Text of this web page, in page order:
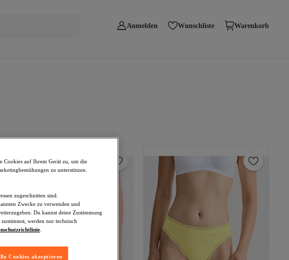
Anmelden Wunschliste Warenkorb
Cookies auf Ihrem Gerät zu, um die
zu unterstützen.
zugeschnitten sind.
Zwecke zu verwenden und
Du kannst deine Zustimmung
werden nur technisch
Cookies akzeptieren